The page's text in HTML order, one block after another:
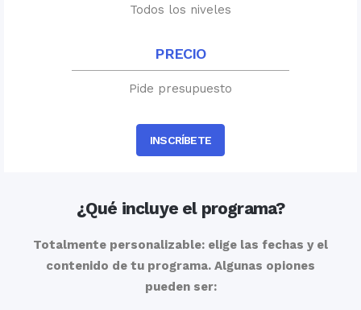
Todos los niveles
PRECIO
Pide presupuesto
INSCRÍBETE
¿Qué incluye el programa?
Totalmente personalizable: elige las fechas y el
contenido de tu programa. Algunas opiones
pueden ser: